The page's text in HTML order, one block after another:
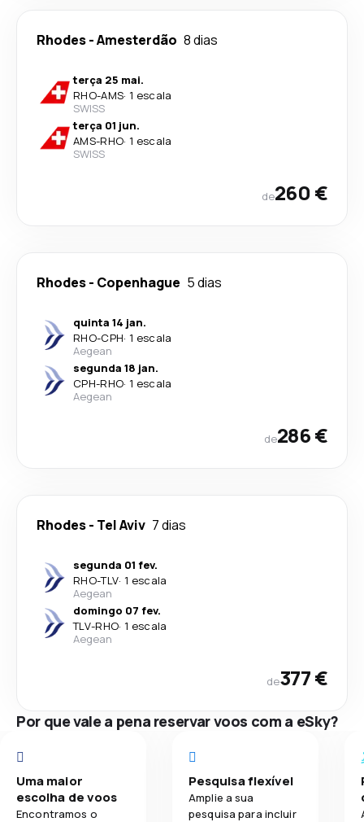
Rhodes-Amesterdão 8 dias
terça 25 mai.
RHO-AMS· 1 escala
SWISS
terça 01 jun.
AMS-RHO· 1 escala
SWISS
de260 €
Rhodes- Copenhague 5 dias
quinta 14 jan.
RHO-CPH· 1 escala
Aegean
segunda 18 jan.
CPH-RHO· 1 escala
Aegean
de286 €
Rhodes- Tel Aviv 7 dias
segunda 01 fev.
RHO-TLV· 1 escala
Aegean
domingo 07 fev.
TLV-RHO· 1 escala
Aegean
de377 €
Por que vale a pena reservar voos com a eSky?
Uma maior
escolha de voos
Encontramos o
Pesquisa flexível
Amplie a sua
pesquisa para incluir